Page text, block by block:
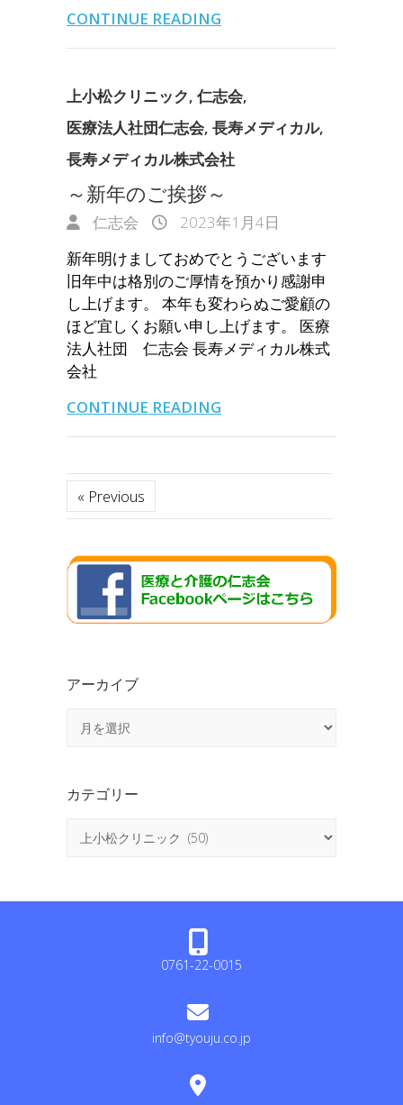
CONTINUE READING
上小松クリニック, 仁志会,
医療法人社団仁志会, 長寿メディカル,
長寿メディカル株式会社
～新年のご挨拶～
仁志会
2023年1月4日
新年明けましておめでとうございます
旧年中は格別のご厚情を預かり感謝申
し上げます。 本年も変わらぬご愛顧の
ほど宜しくお願い申し上げます。 医療
法人社団 仁志会 長寿メディカル株式
会社
CONTINUE READING
« Previous
アーカイブ
ブ
カテゴリー
テ
0761-22-0015
info@tyouju.co.jp